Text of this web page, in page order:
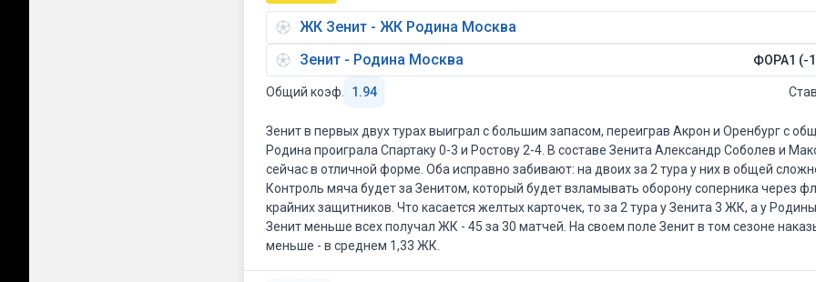
ЖК Зенит - ЖК Родина Москва
Зенит - Родина Москва ФОРА1 (-
Общий коэф. 1.94
Зенит в первых двух турах выиграл с большим запасом, переиграв Акрон и Оренбург с
Родина проиграла Спартаку 0-3 и Ростову 2-4. В составе Зенита Александр Соболев и
сейчас в отличной форме. Оба исправно забивают: на двоих за 2 тура у них в общей
Контроль мяча будет за Зенитом, который будет взламывать оборону соперника через
крайних защитников. Что касается желтых карточек, то за 2 тура у Зенита 3 ЖК, а у
Зенит меньше всех получал ЖК - 45 за 30 матчей. На своем поле Зенит в том сезоне
меньше - в среднем 1,33 ЖК.